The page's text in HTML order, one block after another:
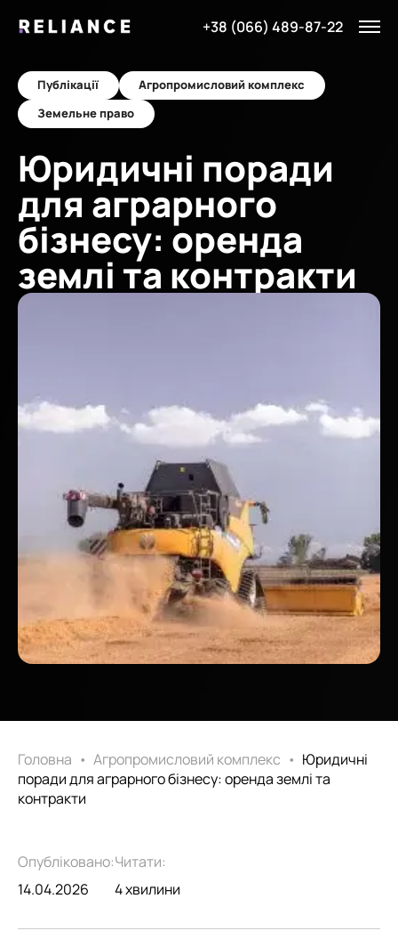
+38 (066) 489-87-22
Публікації
Агропромисловий комплекс
Земельне право
Юридичні поради
для аграрного
бізнесу: оренда
землі та контракти
Головна • Агропромисловий комплекс • Юридичні
поради для аграрного бізнесу: оренда землі та
контракти
Опубліковано:
14.04.2026
Читати:
4 хвилини